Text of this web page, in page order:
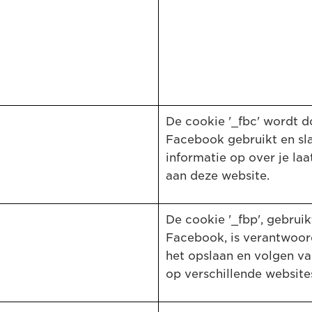
De cookie '_fbc' wordt
Facebook gebruikt en
informatie op over je
aan deze website.
De cookie '_fbp',
Facebook, is
het opslaan en volgen
op verschillende